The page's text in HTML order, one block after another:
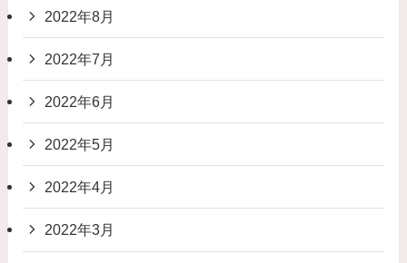
2022年8月
2022年7月
2022年6月
2022年5月
2022年4月
2022年3月